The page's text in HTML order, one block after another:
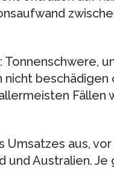
Fällen
aus,
und Australien.